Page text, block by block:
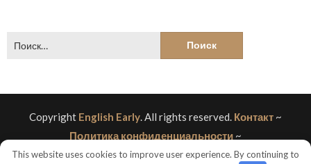
Copyright English Early. All rights reserved. Контакт ~
Политика конфиденциальности ~
This website uses cookies to improve user experience. By continuing to